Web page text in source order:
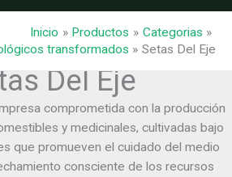
Inicio Productos
Categorias
transformados
Setas Del Eje
Del Eje
comprometida con la producción
y medicinales, cultivadas bajo
que promueven el cuidado del medio
consciente de los recursos